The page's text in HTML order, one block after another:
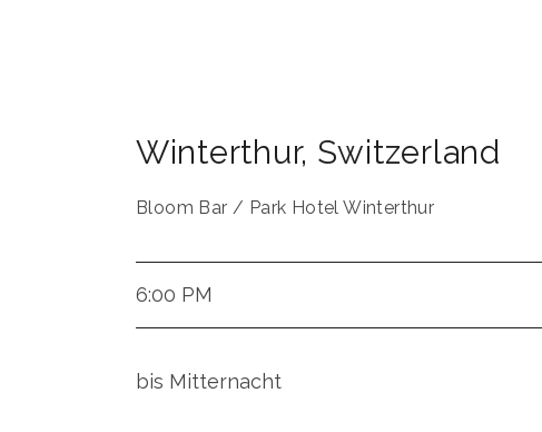
Winterthur, Switzerland
Bloom Bar / Park Hotel Winterthur
6:00 PM
bis Mitternacht